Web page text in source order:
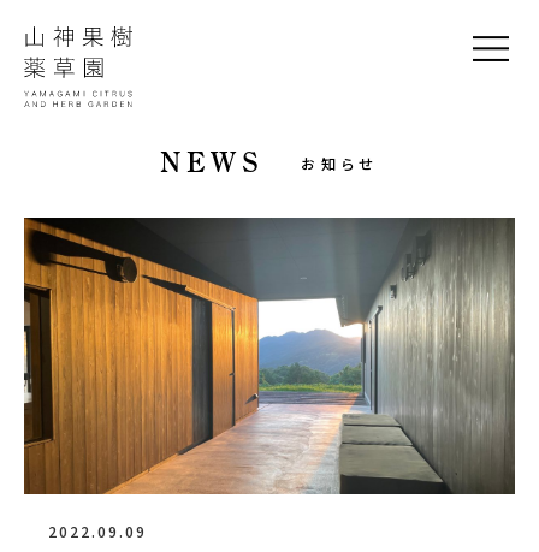
NEWS お知らせ
2022.09.09